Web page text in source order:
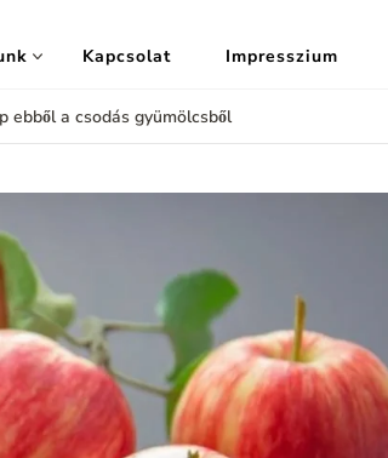
Kapcsolat Impresszium
ebből a csodás gyümölcsből